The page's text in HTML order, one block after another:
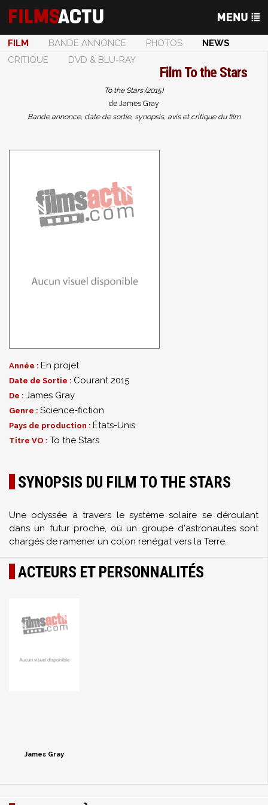
FILM BANDE ANNONCE PHOTOS
NEWS
CRITIQUE
DVD & BLU-RAY
FilmTo the Stars
To the Stars (2015)
de James Gray
Bande annonce, date de sortie, synopsis, avis et critique du film
Année : En projet
Date de Sortie : Courant 2015
De : James Gray
Genre : Science-fiction
Pays de production : États-Unis
Titre VO : To the Stars
SYNOPSIS DU FILM TO THE STARS
Une odyssée à travers le système solaire se déroulant
dans un futur proche, où un groupe d'astronautes sont
chargés de ramener un colon renégat vers la Terre.
ACTEURS ET PERSONNALITÉS
James Gray